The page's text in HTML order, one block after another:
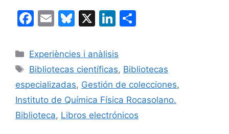
F
c
e
b
o
o
E
ai
l
Bl
e
s
k
y
X
Li
k
e
dI
n
p
ar
te
ix
Categories
Experiències i anàlisis
Etiquetes
Bibliotecas científicas, Bibliotecas
especializadas, Gestión de colecciones,
Instituto de Química Física Rocasolano.
Biblioteca, Libros electrónicos